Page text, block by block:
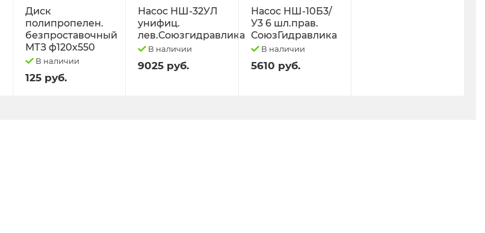
Диск
полипропелен.
безпроставочный
МТЗ ф120х550
В наличии
125 руб.
Насос НШ-32УЛ
унифиц.
лев.Союзгидравлика
В наличии
9025 руб.
Насос НШ-10Б3/
У3 6 шл.прав.
СоюзГидравлика
В наличии
5610 руб.